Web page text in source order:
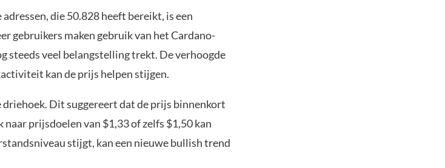
die 50.828 heeft bereikt, is een
gebruikers maken gebruik van het Cardano-
steeds veel belangstelling trekt. De verhoogde
kan de prijs helpen stijgen.
Dit suggereert dat de prijs binnenkort
prijsdoelen van $1,33 of zelfs $1,50 kan
stijgt, kan een nieuwe bullish trend